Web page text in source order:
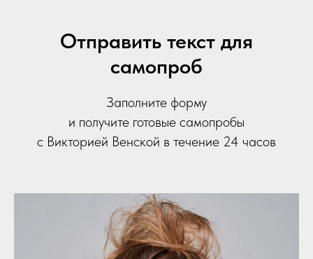
Отправить текст для
самопроб
Заполните форму
и получите готовые самопробы
с Викторией Венской в течение 24 часов